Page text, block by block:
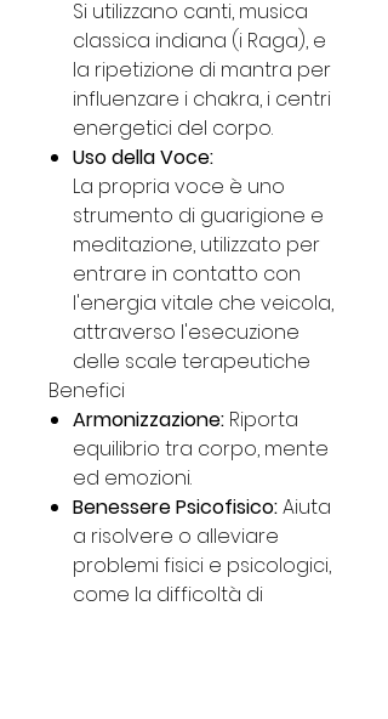
Si utilizzano canti, musica
classica indiana (i Raga), e
la ripetizione di mantra per
influenzare i chakra, i centri
energetici del corpo.
Uso della Voce:
La propria voce è uno
strumento di guarigione e
meditazione, utilizzato per
entrare in contatto con
l'energia vitale che veicola,
attraverso l'esecuzione
delle scale terapeutiche
Benefici
Armonizzazione: Riporta
equilibrio tra corpo, mente
ed emozioni.
Benessere Psicofisico:Aiuta
a risolvere o alleviare
problemi fisici e psicologici,
come la difficoltà di